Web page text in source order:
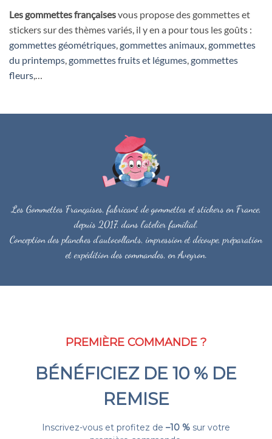
Les gommettes françaisesvous propose des gommettes et
stickers sur des thèmes variés, il y en a pour tous les goûts :
gommettes géométriques,gommettes animaux,gommettes
du printemps,gommettes fruits et légumes,gommettes
fleurs,…
Les Gommettes Françaises, fabricant de gommettes et stickers en France,
depuis 2017, dans l'atelier familial.
Conception des planches d'autocollants, impression et découpe, préparation
et expédition des commandes, en Aveyron.